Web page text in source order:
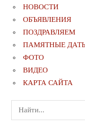
НОВОСТИ
ОБЪЯВЛЕНИЯ
ПОЗДРАВЛЯЕМ
ПАМЯТНЫЕ
ФОТО
ВИДЕО
КАРТА САЙТА
Поиск
для: